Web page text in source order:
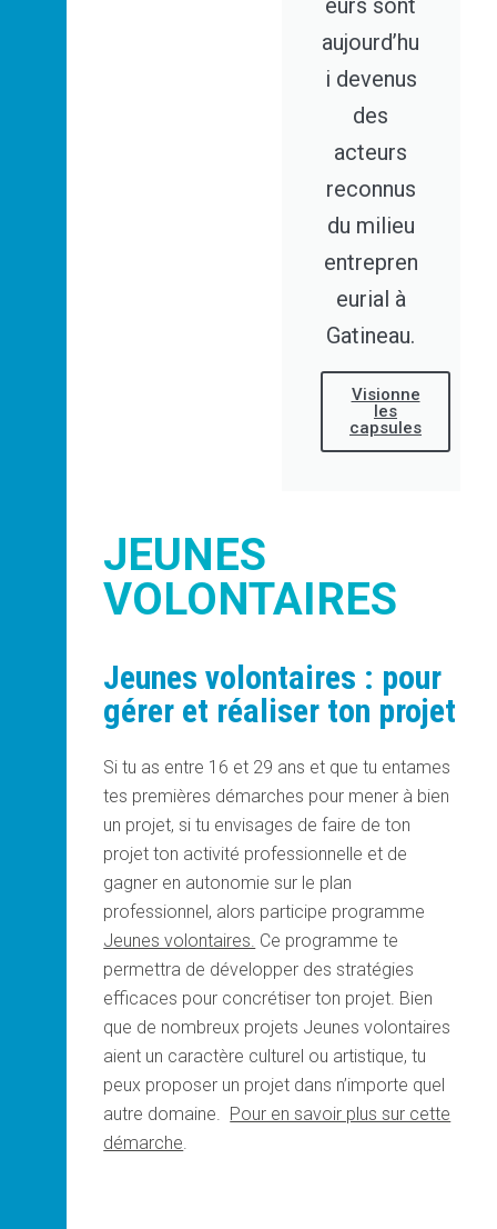
eurs sont
aujourd’hu
i devenus
des
acteurs
reconnus
du milieu
entrepren
eurial à
Gatineau.
Visionne
les
capsules
JEUNES
VOLONTAIRES
Jeunes volontaires : pour
gérer et réaliser ton projet
Si tu as entre 16 et 29 ans et que tu entames
tes premières démarches pour mener à bien
un projet, si tu envisages de faire de ton
projet ton activité professionnelle et de
gagner en autonomie sur le plan
professionnel, alors participe programme
Jeunes volontaires. Ce programme te
permettra de développer des stratégies
efficaces pour concrétiser ton projet. Bien
que de nombreux projets Jeunes volontaires
aient un caractère culturel ou artistique, tu
peux proposer un projet dans n’importe quel
autre domaine. Pour en savoir plus sur cette
démarche.